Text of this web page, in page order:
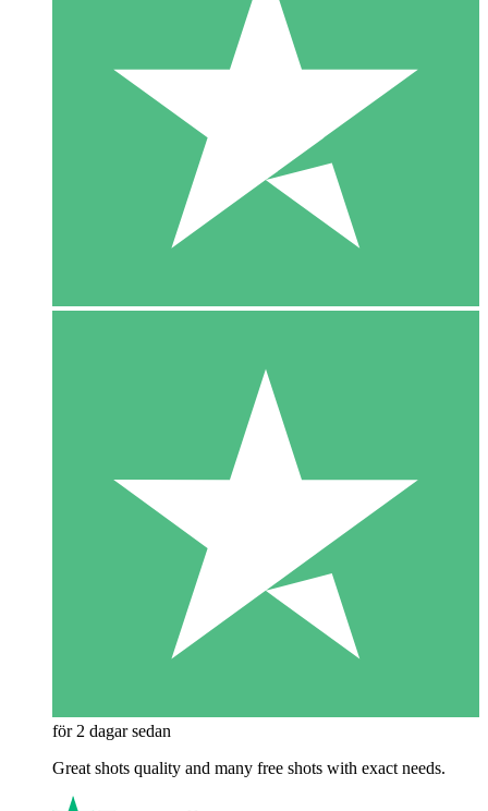
för 2 dagar sedan
Great shots quality and many free shots with exact needs.